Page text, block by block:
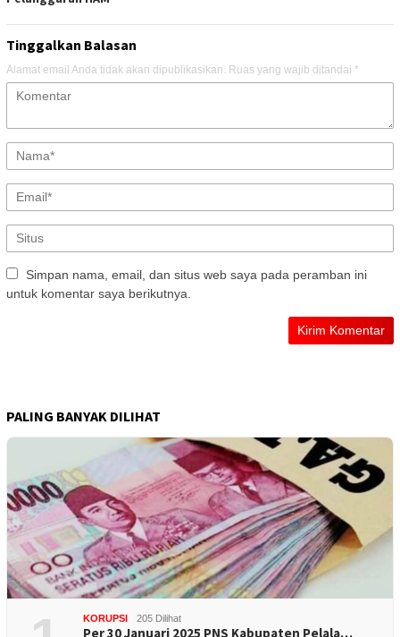
Tinggalkan Balasan
Alamat email Anda tidak akan dipublikasikan. Ruas yang wajib ditandai *
Simpan nama, email, dan situs web saya pada peramban ini
untuk komentar saya berikutnya.
PALING BANYAK DILIHAT
KORUPSI 205 Dilihat
Per 30 Januari 2025 PNS Kabupaten Pelala…